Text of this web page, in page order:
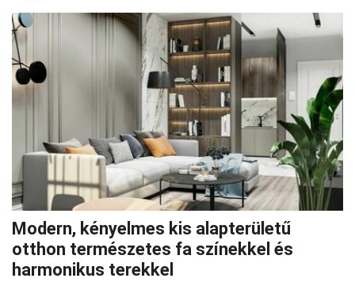
Modern, kényelmes kis alapterületű
otthon természetes fa színekkel és
harmonikus terekkel